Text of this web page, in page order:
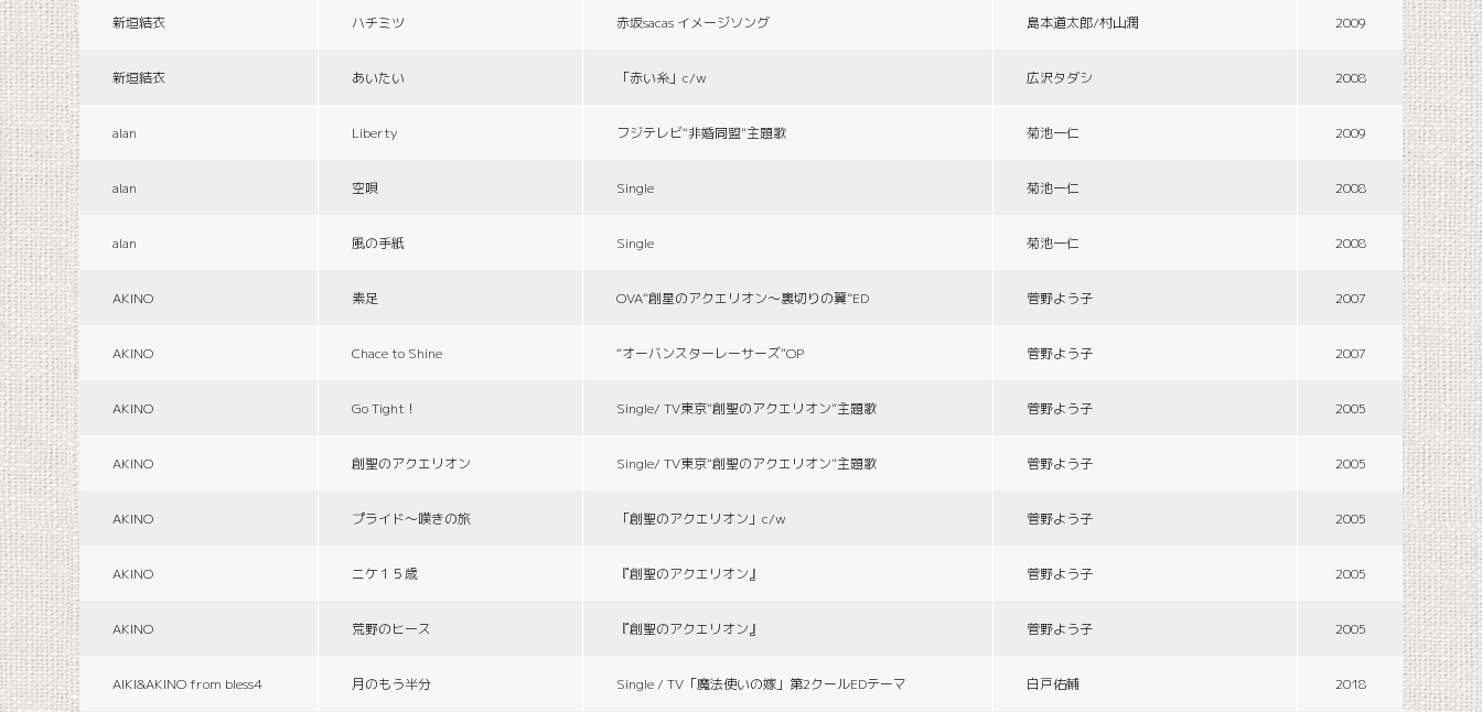
新垣結衣 ハチミツ 赤坂sacas イメージソング 島本道太郎/村山潤 2009
新垣結衣 あいたい 「赤い糸」c/w 広沢タダシ 2008
alan Liberty フジテレビ“非婚同盟”主題歌 菊池一仁 2009
alan 空唄 Single 菊池一仁 2008
alan 風の手紙 Single 菊池一仁 2008
AKINO 素足 OVA“創星のアクエリオン〜裏切りの翼”ED 菅野よう子 2007
AKINO Chace to Shine “オーバンスターレーサーズ”OP 菅野よう子 2007
AKINO Go Tight！ Single/ TV東京“創聖のアクエリオン”主題歌 菅野よう子 2005
AKINO 創聖のアクエリオン Single/ TV東京“創聖のアクエリオン”主題歌 菅野よう子 2005
AKINO プライド〜嘆きの旅 「創聖のアクエリオン」c/w 菅野よう子 2005
AKINO ニケ１５歳 『創聖のアクエリオン』 菅野よう子 2005
AKINO 荒野のヒース 『創聖のアクエリオン』 菅野よう子 2005
AIKI&AKINO from bless4 月のもう半分 Single / TV「魔法使いの嫁」第2クールEDテーマ 白戸佑輔 2018